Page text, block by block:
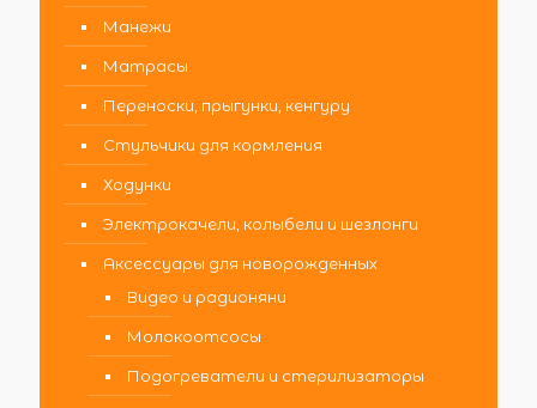
Манежи
Матрасы
Переноски, прыгунки, кенгуру
Стульчики для кормления
Ходунки
Электрокачели, колыбели и шезлонги
Аксессуары для новорожденных
Видео и радионяни
Молокоотсосы
Подогреватели и стерилизаторы